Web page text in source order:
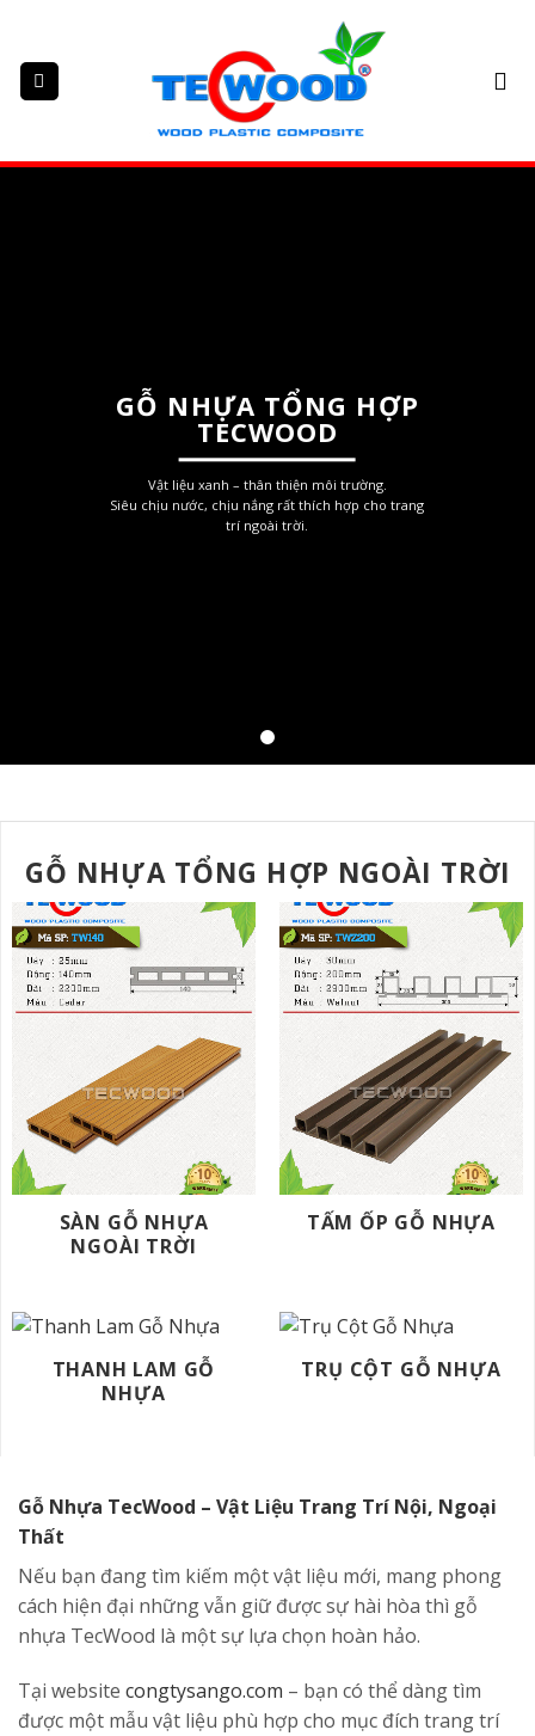
content
GỖ NHỰA TỔNG HỢP
TECWOOD
Vật liệu xanh – thân thiện môi trường.
Siêu chịu nước, chịu nắng rất thích hợp cho trang
trí ngoài trời.
GỖ NHỰA TỔNG HỢP NGOÀI TRỜI
SÀN GỖ NHỰA
NGOÀI TRỜI
TẤM ỐP GỖ NHỰA
THANH LAM GỖ
NHỰA
TRỤ CỘT GỖ NHỰA
Gỗ Nhựa TecWood – Vật Liệu Trang Trí Nội, Ngoại
Thất
Nếu bạn đang tìm kiếm một vật liệu mới, mang phong
cách hiện đại những vẫn giữ được sự hài hòa thì gỗ
nhựa TecWood là một sự lựa chọn hoàn hảo.
Tại website congtysango.com – bạn có thể dàng tìm
được một mẫu vật liệu phù hợp cho mục đích trang trí